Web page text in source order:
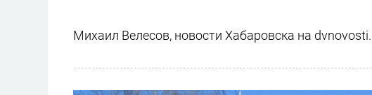
Михаил Велесов, новости Хабаровска на